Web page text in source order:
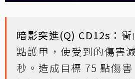
暗影突進(Q) CD12s： 衝
點護甲，使受到的傷害
秒。造成目標 75 點傷